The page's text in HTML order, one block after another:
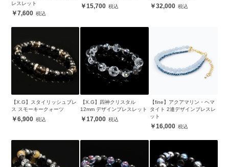
レスレット
7,600
15,700 32,000
【X.G】スタイリッシュブレ
ス スモーキークォーツ
6,900
【X.G】四神クリスタル
12mm デザインブレスレット
17,000
【fine】アクアマリン・ヘマ
タイト 2連デザインブレスレ
ット
16,000